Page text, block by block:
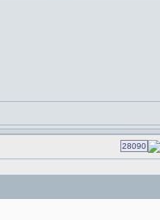
28090